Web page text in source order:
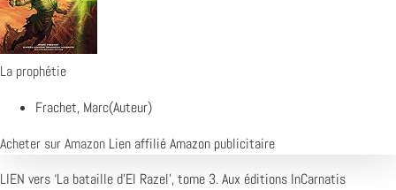
La prophétie
Frachet, Marc(Auteur)
Acheter sur Amazon Lien affilié Amazon publicitaire
LIEN vers ‘La bataille d’El Razel’, tome 3. Aux éditions InCarnatis